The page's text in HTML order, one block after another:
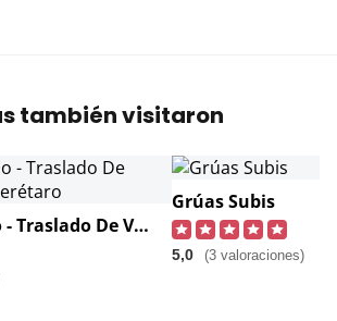
también visitaron
Gruas Alvarado - Traslado De Vehículos En Querétaro
Grúas Subis
5,0 (3 valoraciones)